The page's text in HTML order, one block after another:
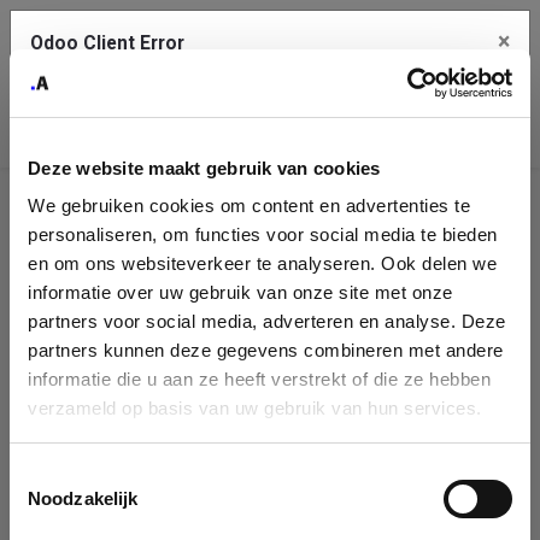
Deze website maakt gebruik van cookies
We gebruiken cookies om content en advertenties te
personaliseren, om functies voor social media te bieden
en om ons websiteverkeer te analyseren. Ook delen we
informatie over uw gebruik van onze site met onze
partners voor social media, adverteren en analyse. Deze
partners kunnen deze gegevens combineren met andere
informatie die u aan ze heeft verstrekt of die ze hebben
verzameld op basis van uw gebruik van hun services.
Noodzakelijk
Company
Identification
Please fill in your company details
You can search a company in our database by name, VAT or
enterprise ID. When a company is selected it will auto-complete the
form. If you don't find your company in our database, you can create
Odoo Client Error ×
service.
See details
Ok